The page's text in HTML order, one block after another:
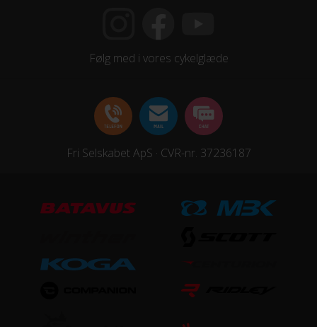
JR16 Coaster - Aluminium 6061
Stelmateriale
Steltype
Følg med i vores cykelglæde
Fri Selskabet ApS · CVR-nr. 37236187